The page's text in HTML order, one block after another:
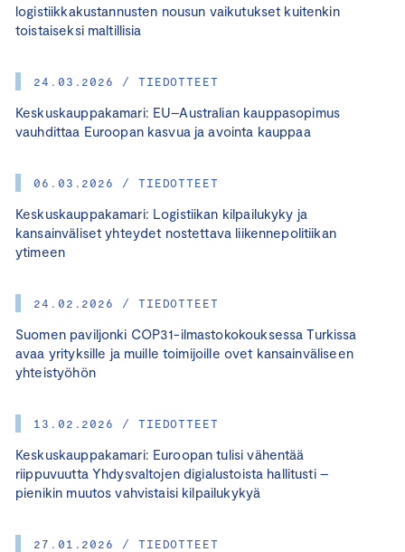
logistiikkakustannusten nousun vaikutukset kuitenkin
toistaiseksi maltillisia
24.03.2026 / TIEDOTTEET
Keskuskauppakamari: EU–Australian kauppasopimus
vauhdittaa Euroopan kasvua ja avointa kauppaa
06.03.2026 / TIEDOTTEET
Keskuskauppakamari: Logistiikan kilpailukyky ja
kansainväliset yhteydet nostettava liikennepolitiikan
ytimeen
24.02.2026 / TIEDOTTEET
Suomen paviljonki COP31-ilmastokokouksessa Turkissa
avaa yrityksille ja muille toimijoille ovet kansainväliseen
yhteistyöhön
13.02.2026 / TIEDOTTEET
Keskuskauppakamari: Euroopan tulisi vähentää
riippuvuutta Yhdysvaltojen digialustoista hallitusti –
pienikin muutos vahvistaisi kilpailukykyä
27.01.2026 / TIEDOTTEET